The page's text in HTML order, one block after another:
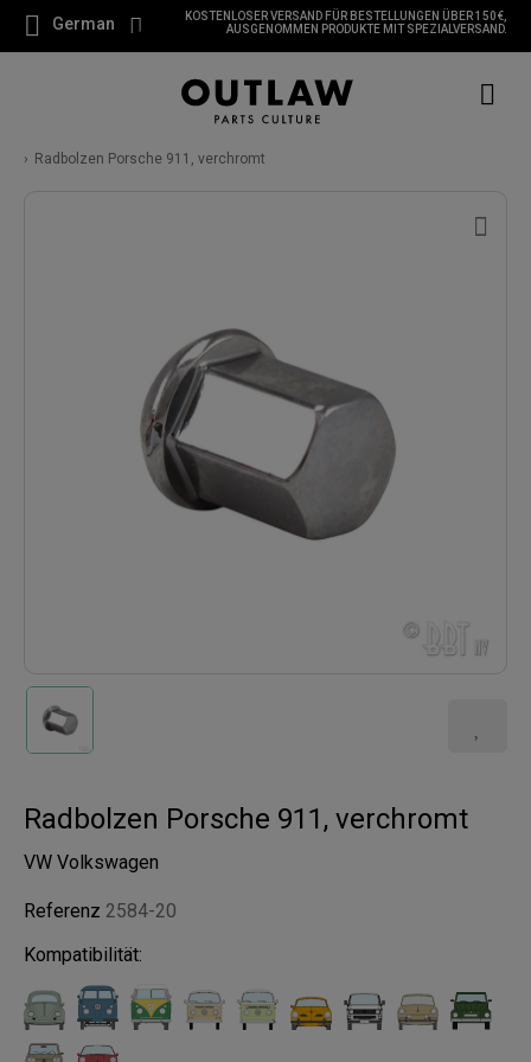
German
KOSTENLOSER VERSAND FÜR BESTELLUNGEN ÜBER 150 €,
AUSGENOMMEN PRODUKTE MIT SPEZIALVERSAND.
Radbolzen Porsche 911, verchromt
Radbolzen Porsche 911, verchromt
VW Volkswagen
Referenz 2584-20
Kompatibilität: